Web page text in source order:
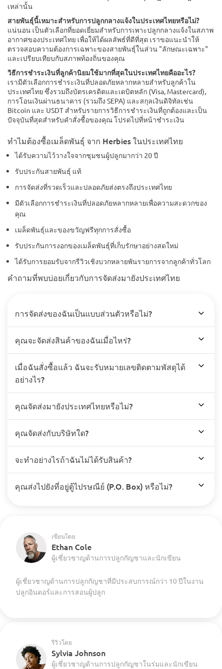
เหล่านั้น
สายพันธุ์นี้เหมาะสำหรับการปลูกกลางแจ้งในประเทศไทยหรือไม่?
แน่นอน เป็นตัวเลือกที่ยอดเยี่ยมสำหรับการเพาะปลูกกลางแจ้งในสภาพ
อากาศของประเทศไทย เพื่อให้ได้ผลลัพธ์ที่ดีที่สุด เราขอแนะนำให้
ตรวจสอบความต้องการเฉพาะของสายพันธุ์ในส่วน "ลักษณะเฉพาะ"
และเปรียบเทียบกับสภาพท้องถิ่นของคุณ
วิธีการชำระเงินที่ลูกค้านิยมใช้มากที่สุดในประเทศไทยคืออะไร?
เรามีตัวเลือกการชำระเงินที่ปลอดภัยหลากหลายสำหรับลูกค้าใน
ประเทศไทย ซึ่งรวมถึงบัตรเครดิตและเดบิตหลัก (Visa, Mastercard),
การโอนเงินผ่านธนาคาร (รวมถึง SEPA) และสกุลเงินดิจิทัลเช่น
Bitcoin และ USDT สำหรับรายการวิธีการชำระเงินที่ถูกต้องและเป็น
ปัจจุบันที่สุดสำหรับคำสั่งซื้อของคุณ โปรดไปที่หน้าชำระเงิน
ทำไมต้องซื้อเมล็ดพันธุ์ จาก Herbies ในประเทศไทย
ได้รับความไว้วางใจจากชุมชนผู้ปลูกมากว่า 20 ปี
รับประกันสายพันธุ์ แท้
การจัดส่งที่รวดเร็วและปลอดภัยส่งตรงถึงประเทศไทย
มีตัวเลือกการชำระเงินที่ปลอดภัยหลากหลายเพื่อความสะดวกของ
คุณ
เมล็ดพันธุ์และของขวัญฟรีทุกการสั่งซื้อ
รับประกันการงอกของเมล็ดพันธุ์ที่เก็บรักษาอย่างสดใหม่
ได้รับการยอมรับจากรีวิวเชิงบวกหลายพันรายการจากลูกค้าทั่วโลก
คำถามที่พบบ่อยเกี่ยวกับการจัดส่งมายังประเทศไทย
การจัดส่งของฉันเป็นแบบส่วนตัวหรือไม่?
คุณจะจัดส่งสินค้าของฉันเมื่อไหร่?
เมื่อฉันสั่งซื้อแล้ว ฉันจะรับหมายเลขติดตามพัสดุได้
อย่างไร?
คุณจัดส่งมายังประเทศไทยหรือไม่?
คุณจัดส่งกับบริษัทใด?
จะทำอย่างไรถ้าฉันไม่ได้รับสินค้า?
คุณส่งไปยังที่อยู่ตู้ไปรษณีย์ (P.O. Box) หรือไม่?
เขียนโดย
Ethan Cole
ผู้เชี่ยวชาญด้านการปลูกกัญชาและนักเขียน
ผู้เชี่ยวชาญด้านการปลูกกัญชาที่มีประสบการณ์กว่า 10 ปีในงาน
ปลูกอินดอร์และการสอนผู้ปลูก
รีวิวโดย
Sylvia Johnson
ผู้เชี่ยวชาญด้านการปลูกกัญชาในร่มและนักเขียน